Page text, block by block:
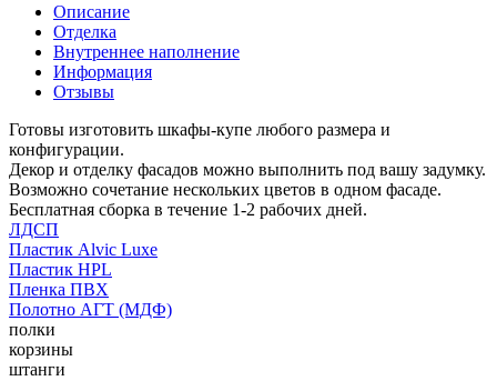
Описание
Отделка
Внутреннее наполнение
Информация
Отзывы
Готовы изготовить шкафы-купе любого размера и
конфигурации.
Декор и отделку фасадов можно выполнить под вашу задумку.
Возможно сочетание нескольких цветов в одном фасаде.
Бесплатная сборка в течение 1-2 рабочих дней.
ЛДСП
Пластик Alvic Luxe
Пластик HPL
Пленка ПВХ
Полотно АГТ (МДФ)
полки
корзины
штанги